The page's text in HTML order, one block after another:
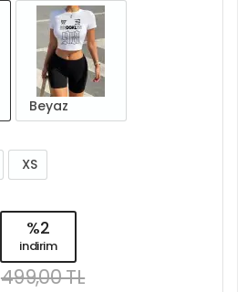
Beyaz
XS
%2
indirim
499,00 TL